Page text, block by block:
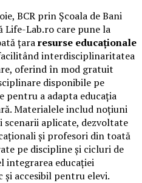
BCR prin Școala de Bani
Life-Lab.ro care pune la
țararesurse educaționale
interdisciplinaritatea
oferind în mod gratuit
disponibile pe
pentru a adapta educația
Materialele includ noțiuni
aplicate, dezvoltate
și profesori din toată
pe discipline și cicluri de
integrarea educației
accesibil pentru elevi.